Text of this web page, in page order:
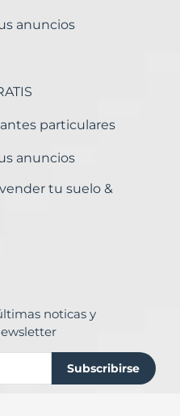
anuncios
particulares
anuncios
tu suelo &
noticas y
Subscribirse